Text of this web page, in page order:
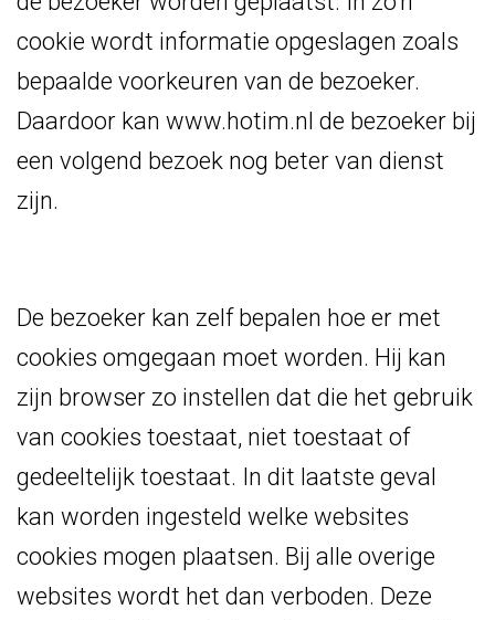
cookie wordt informatie opgeslagen zoals
bepaalde voorkeuren van de bezoeker.
Daardoor kan www.hotim.nl de bezoeker bij
een volgend bezoek nog beter van dienst
zijn.
De bezoeker kan zelf bepalen hoe er met
cookies omgegaan moet worden. Hij kan
zijn browser zo instellen dat die het gebruik
van cookies toestaat, niet toestaat of
gedeeltelijk toestaat. In dit laatste geval
kan worden ingesteld welke websites
cookies mogen plaatsen. Bij alle overige
websites wordt het dan verboden. Deze